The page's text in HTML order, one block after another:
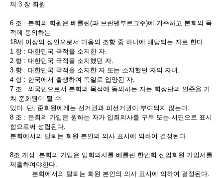
제 3 장 회원
6 조 : 본회의 회원은 베를린(과 브란덴부르크주)에 거주하고 본회의 목
적에 동의하는
18세 이상의 성인으로서 다음의 조항 중 하나에 해당되는 자로 한다.
1 항 : 대한민국 국적을 소지한 자.
2 항 : 대한민국 국적을 소지했던 자.
3 항 : 대한민국 국적을 소지한 자 또는 소지했던 자의 자녀.
4 항 : 한국에서 출생하여 독일로 입양된 자.
7 조 : 외국인으로서 본회의 목적에 동의하는 자는 회장단의 인준을 거
쳐 준회원이 될 수
있다. 단, 준회원에게는 선거권과 피선거권이 부여되지 않는다.
8 조 : 본회의 가입은 원하는 자가 입회의사를 구두 또는 서면으로 표시
함으로써 성립된다.
본회에서의 탈퇴는 회원 본인의 의사 표시에 의하여 결정된다.
8조 개정 :본회의 가입은 입회의사를 베를린 한인회 신입회원 가입서를
제출하여야한다.
본회에서의 탈퇴는 회원 본인의 의사 표시에 의하여 결정된다.